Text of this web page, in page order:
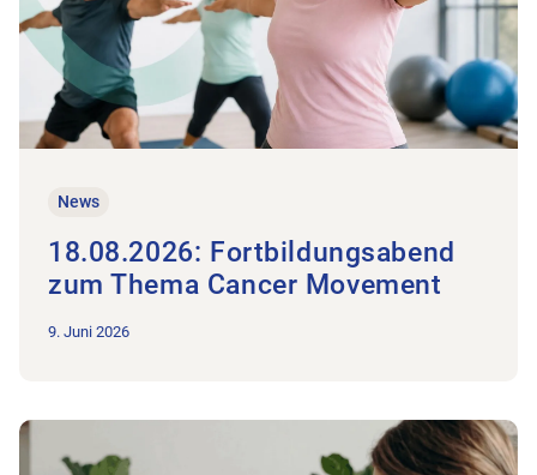
News
18.08.2026: Fortbildungsabend
zum Thema Cancer Movement
9. Juni 2026
Zum Beitrag 01.09.2026: Infoabend mit unserem Partner